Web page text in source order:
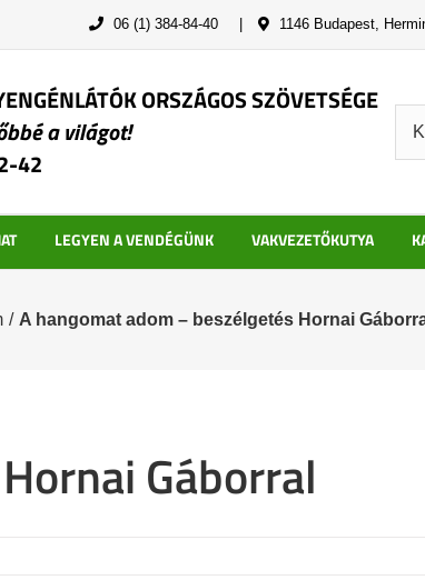
06 (1) 384-84-40 1146 Budapest,
ORSZÁGOS SZÖVETSÉGE
a világot!
42
LEGYEN A VENDÉGÜNK VAKVEZETŐKUTYA
/ A hangomat adom – beszélgetés Hornai
Gáborral